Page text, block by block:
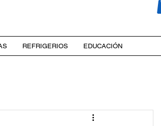
REFRIGERIOS EDUCACIÓN